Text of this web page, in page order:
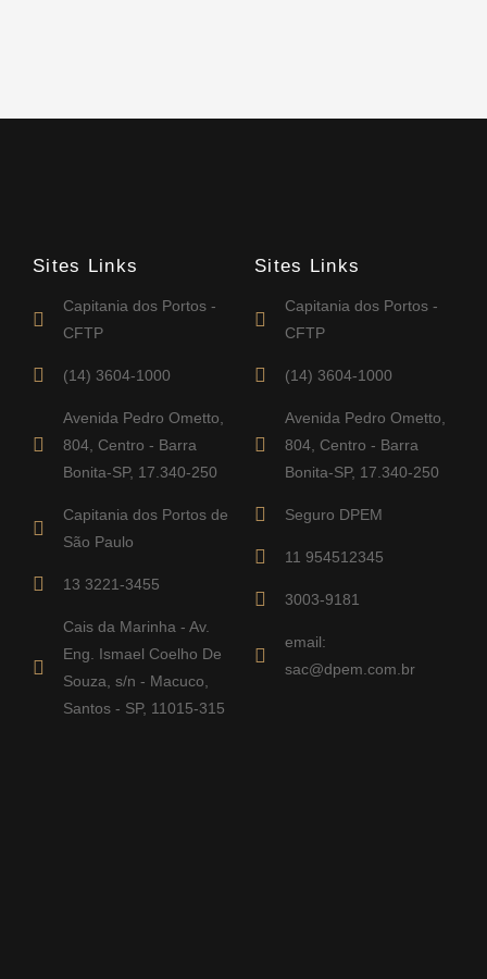
Sites Links
Capitania dos Portos -
CFTP
(14) 3604-1000
Avenida Pedro Ometto,
804, Centro - Barra
Bonita-SP, 17.340-250
Capitania dos Portos de
São Paulo
13 3221-3455
Cais da Marinha - Av.
Eng. Ismael Coelho De
Souza, s/n - Macuco,
Santos - SP, 11015-315
Sites Links
Capitania dos Portos -
CFTP
(14) 3604-1000
Avenida Pedro Ometto,
804, Centro - Barra
Bonita-SP, 17.340-250
Seguro DPEM
11 954512345
3003-9181
email:
sac@dpem.com.br